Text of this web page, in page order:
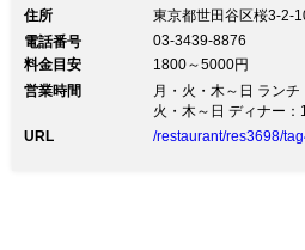
からどうぞ。 http://
住所
東京都世田谷区桜3-2-
電話番号
03-3439-8876
料金目安
1800～5000円
営業時間
月・火・木～日 ラン
火・木～日 ディナー
URL
/restaurant/res3698/